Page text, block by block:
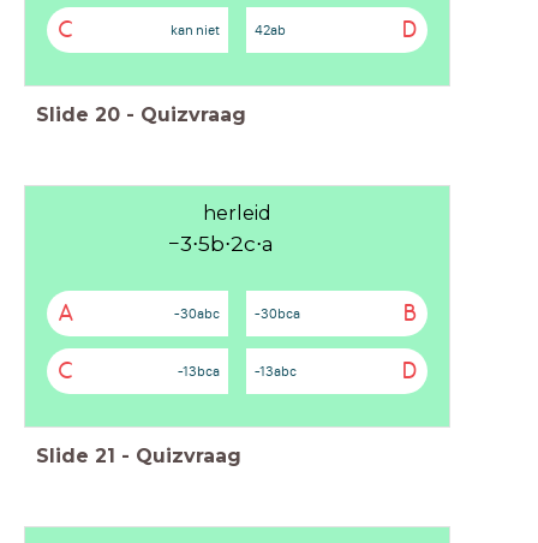
C kan niet D
42ab
Slide 20 - Quizvraag
herleid
−3⋅5b⋅2c⋅a
A -30abc B
-30bca
C -13bca D
-13abc
Slide 21 - Quizvraag